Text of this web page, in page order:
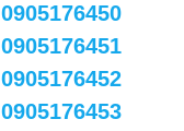
0905176450
0905176451
0905176452
0905176453